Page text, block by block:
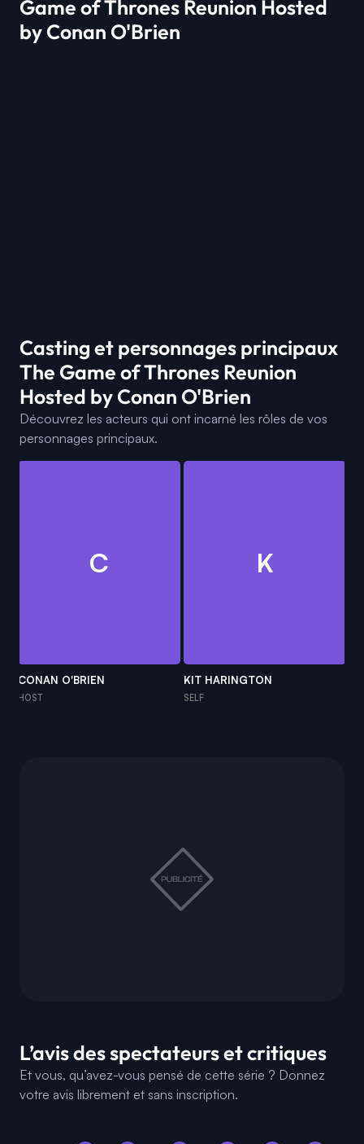
Game of Thrones Reunion Hosted
by Conan O'Brien
Casting et personnages principaux
The Game of Thrones Reunion
Hosted by Conan O'Brien
Découvrez les acteurs qui ont incarné les rôles de vos
personnages principaux.
C
CONAN O'BRIEN
HOST
K
KIT HARINGTON
SELF
L’avis des spectateurs et critiques
Et vous, qu’avez-vous pensé de cette série ? Donnez
votre avis librement et sans inscription.